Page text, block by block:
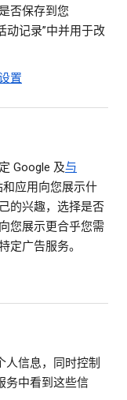
否保存到您
动记录”中并用于改
置
Google 及与
应用向您展示什
的兴趣，选择是否
您展示更合乎您需
定广告服务。
人信息，同时控制
务中看到这些信